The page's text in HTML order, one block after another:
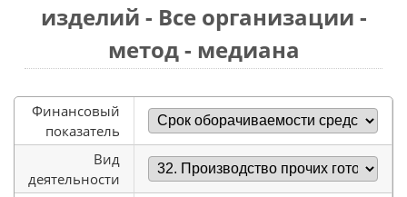
изделий - Все организации -
метод - медиана
Финансовый
показатель
Вид
деятельности